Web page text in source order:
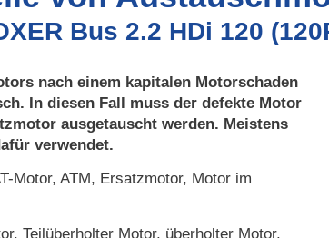
Bus 2.2 HDi 120
nach einem kapitalen Motorschaden
In diesen Fall muss der defekte Motor
ausgetauscht werden. Meistens
verwendet.
Motor, ATM, Ersatzmotor, Motor im
Teilüberholter Motor, überholter Motor,